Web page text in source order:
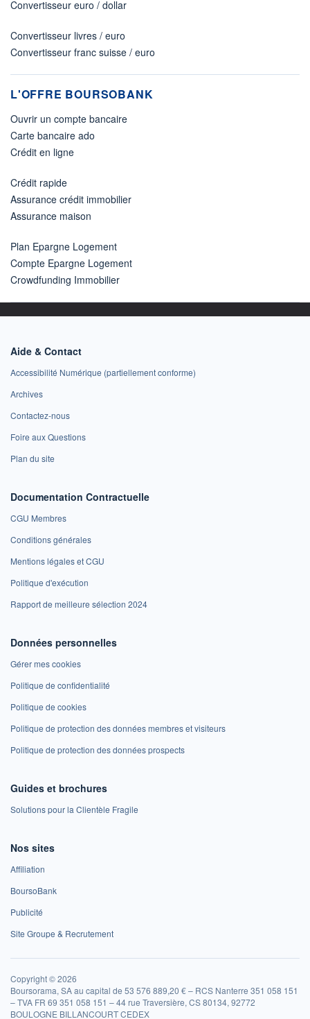
Convertisseur euro / dollar
Convertisseur livres / euro
Convertisseur franc suisse / euro
L'OFFRE BOURSOBANK
Ouvrir un compte bancaire
Carte bancaire ado
Crédit en ligne
Crédit rapide
Assurance crédit immobilier
Assurance maison
Plan Epargne Logement
Compte Epargne Logement
Crowdfunding Immobilier
Aide & Contact
Accessibilité Numérique (partiellement conforme)
Archives
Contactez-nous
Foire aux Questions
Plan du site
Documentation Contractuelle
CGU Membres
Conditions générales
Mentions légales et CGU
Politique d'exécution
Rapport de meilleure sélection 2024
Données personnelles
Gérer mes cookies
Politique de confidentialité
Politique de cookies
Politique de protection des données membres et visiteurs
Politique de protection des données prospects
Guides et brochures
Solutions pour la Clientèle Fragile
Nos sites
Affiliation
BoursoBank
Publicité
Site Groupe & Recrutement
Copyright © 2026
Boursorama, SA au capital de 53 576 889,20 € – RCS Nanterre 351 058 151
– TVA FR 69 351 058 151 – 44 rue Traversière, CS 80134, 92772
BOULOGNE BILLANCOURT CEDEX